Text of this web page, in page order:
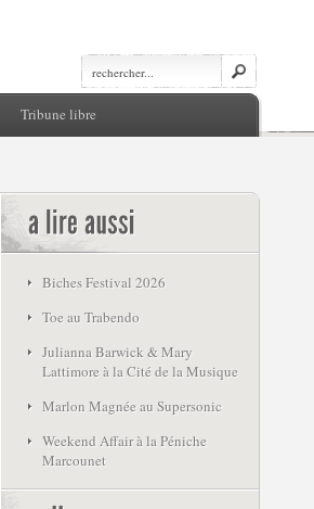
Tribune libre
Biches Festival 2026
Toe au Trabendo
Julianna Barwick & Mary
Lattimore à la Cité de la Musique
Marlon Magnée au Supersonic
Weekend Affair à la Péniche
Marcounet